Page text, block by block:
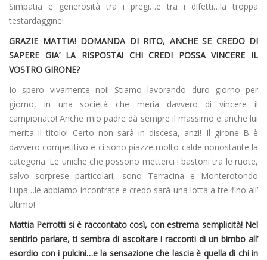
Simpatia e generosità tra i pregi…e tra i difetti…la troppa
testardaggine!
GRAZIE MATTIA! DOMANDA DI RITO, ANCHE SE CREDO DI
SAPERE GIA’ LA RISPOSTA! CHI CREDI POSSA VINCERE IL
VOSTRO GIRONE?
Io spero vivamente noi! Stiamo lavorando duro giorno per
giorno, in una società che meria davvero di vincere il
campionato! Anche mio padre dà sempre il massimo e anche lui
merita il titolo! Certo non sarà in discesa, anzi! Il girone B è
davvero competitivo e ci sono piazze molto calde nonostante la
categoria. Le uniche che possono metterci i bastoni tra le ruote,
salvo sorprese particolari, sono Terracina e Monterotondo
Lupa…le abbiamo incontrate e credo sarà una lotta a tre fino all’
ultimo!
Mattia Perrotti si è raccontato così, con estrema semplicità! Nel
sentirlo parlare, ti sembra di ascoltare i racconti di un bimbo all’
esordio con i pulcini…e la sensazione che lascia è quella di chi in